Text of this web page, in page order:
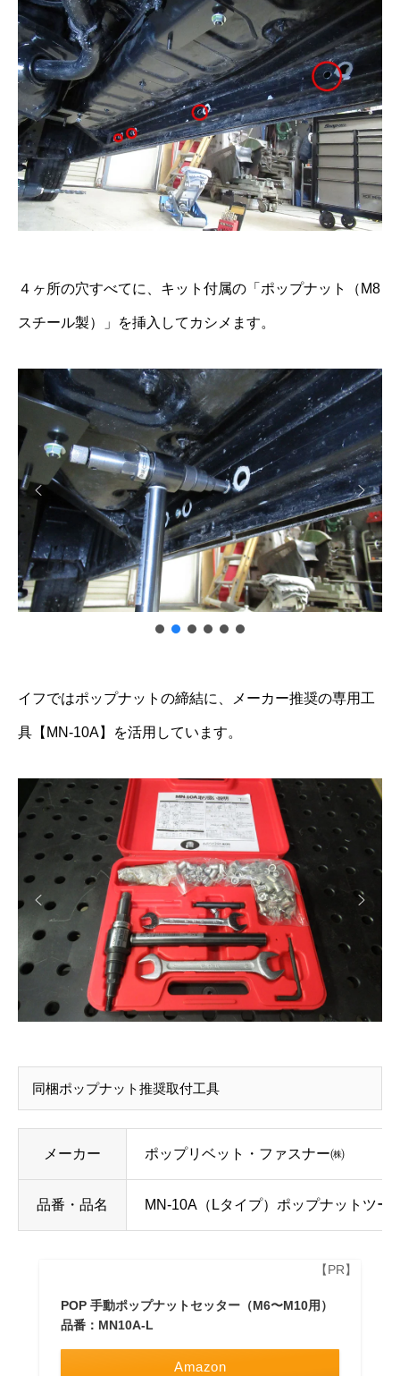
４ヶ所の穴すべてに、キット付属の「ポップナット（M8
スチール製）」を挿入してカシメます。
イフではポップナットの締結に、メーカー推奨の専用工
具【MN-10A】を活用しています。
同梱ポップナット推奨取付工具
メーカー ポップリベット・ファスナー㈱
品番・品名 MN-10A（Lタイプ）ポップナットツー
POP 手動ポップナットセッター（M6〜M10用）
品番：MN10A-L
Amazon